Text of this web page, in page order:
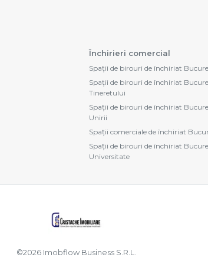
Închirieri comercial
Spații de birouri de închiriat
Spații de birouri de închiriat
Tineretului
Spații de birouri de închiriat
Unirii
Spații comerciale de închiriat
Spații de birouri de închiriat
Universitate
©2026Imobflow Business S.R.L.